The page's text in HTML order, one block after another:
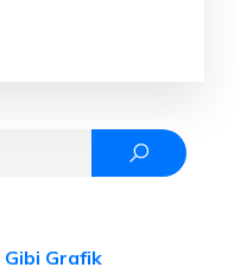
Gibi Grafik